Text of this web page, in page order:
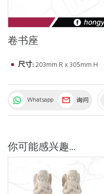
卷书座
尺寸:203mm R x 305mm H
Whatsapp 询问
你可能感兴趣...